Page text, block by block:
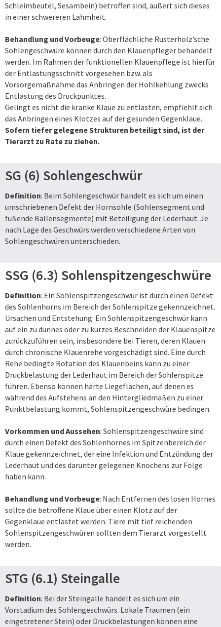
Schleimbeutel, Sesambein) betroffen sind, äußert sich dieses
in einer schwereren Lahmheit.
Behandlung und Vorbeuge: Oberflächliche Rusterholz’sche
Sohlengeschwüre können durch den Klauenpfleger behandelt
werden. Im Rahmen der funktionellen Klauenpflege ist hierfür
der Entlastungsschnitt vorgesehen bzw. als
Vorsorgemaßnahme das Anbringen der Hohlkehlung zwecks
Entlastung des Druckpunktes.
Gelingt es nicht die kranke Klaue zu entlasten, empfiehlt sich
das Anbringen eines Klotzes auf der gesunden Gegenklaue.
Sofern tiefer gelegene Strukturen beteiligt sind, ist der
Tierarzt zu Rate zu ziehen.
SG (6) Sohlengeschwür
Definition: Beim Sohlengeschwür handelt es sich um einen
umschriebenen Defekt der Hornsohle (Sohlensegment und
fußende Ballensegmente) mit Beteiligung der Lederhaut. Je
nach Lage des Geschwürs werden verschiedene Arten von
Sohlengeschwüren unterschieden.
SSG (6.3) Sohlenspitzengeschwüre
Definition: Ein Sohlenspitzengeschwür ist durch einen Defekt
des Sohlenhorns im Bereich der Sohlenspitze gekennzeichnet.
Ursachen und Entstehung: Ein Sohlenspitzengeschwür kann
auf ein zu dünnes oder zu kurzes Beschneiden der Klauenspitze
zurückzuführen sein, insbesondere bei Tieren, deren Klauen
durch chronische Klauenrehe vorgeschädigt sind. Eine durch
Rehe bedingte Rotation des Klauenbeins kann zu einer
Druckbelastung der Lederhaut im Bereich der Sohlenspitze
führen. Ebenso können harte Liegeflächen, auf denen es
während des Aufstehens an den Hintergliedmaßen zu einer
Punktbelastung kommt, Sohlenspitzengeschwüre bedingen.
Vorkommen und Aussehen: Sohlenspitzengeschwüre sind
durch einen Defekt des Sohlenhornes im Spitzenbereich der
Klaue gekennzeichnet, der eine Infektion und Entzündung der
Lederhaut und des darunter gelegenen Knochens zur Folge
haben kann.
Behandlung und Vorbeuge: Nach Entfernen des losen Hornes
sollte die betroffene Klaue über einen Klotz auf der
Gegenklaue entlastet werden. Tiere mit tief reichenden
Sohlenspitzengeschwüren sollten dem Tierarzt vorgestellt
werden.
STG (6.1) Steingalle
Definition: Bei der Steingalle handelt es sich um ein
Vorstadium des Sohlengeschwürs. Lokale Traumen (ein
eingetretener Stein) oder Druckbelastungen können eine